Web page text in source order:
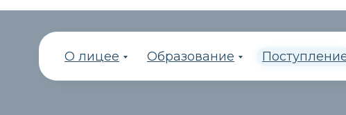
О лицее Образование